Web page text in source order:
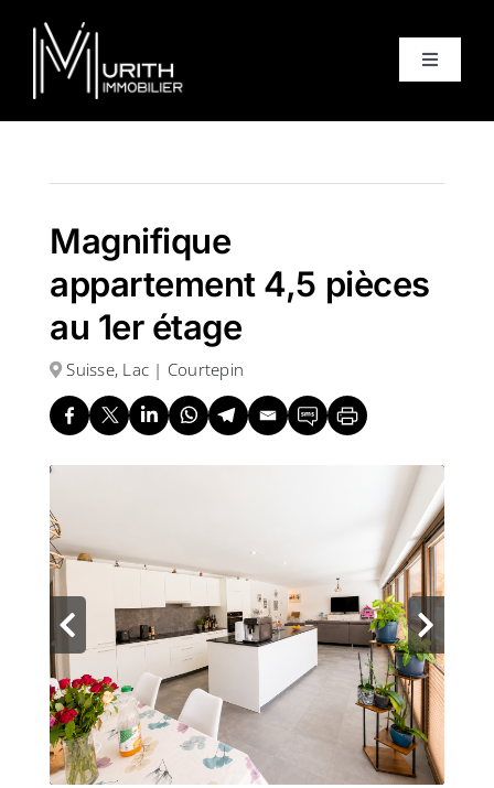
content
Toggle
Ventes
Locations
Equipe
Contact
Magnifique
appartement 4,5 pièces
au 1er étage
Suisse, Lac | Courtepin